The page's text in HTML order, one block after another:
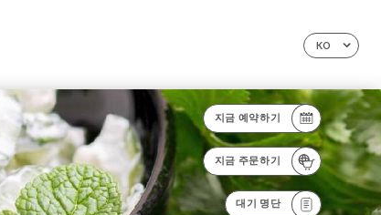
KO
지금 예약하기
지금 주문하기
대기 명단